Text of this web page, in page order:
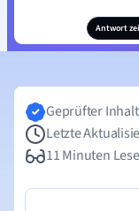
Antwort
Geprüfter Inhalt
Letzte
11 Minuten